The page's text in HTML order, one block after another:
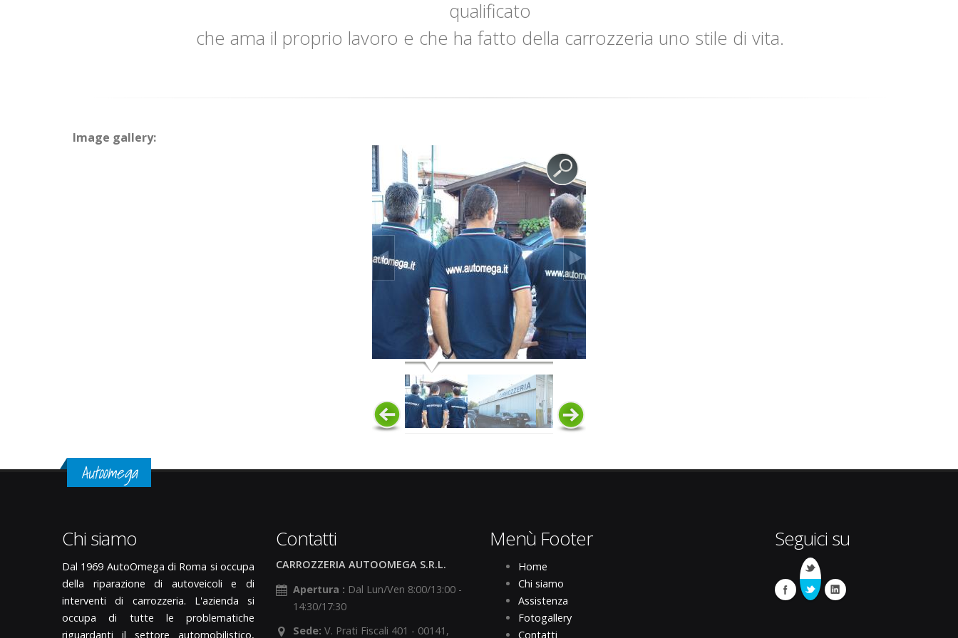
qualificato
che ama il proprio lavoro e che ha fatto della carrozzeria uno stile di vita.
Image gallery:
Autoomega
Chi siamo
Dal 1969 AutoOmega di Roma si occupa
della riparazione di autoveicoli e di
interventi di carrozzeria. L'azienda si
occupa di tutte le problematiche
riguardanti il settore automobilistico,
Contatti
CARROZZERIA AUTOOMEGA S.R.L.
Apertura : Dal Lun/Ven 8:00/13:00 -
14:30/17:30
Sede: V. Prati Fiscali 401 - 00141,
Menù Footer
Home
Chi siamo
Assistenza
Fotogallery
Contatti
Seguici su